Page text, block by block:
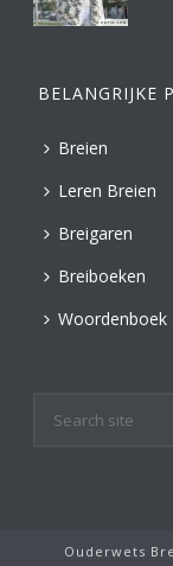
BELANGRIJKE
Breien
Leren Breien
Breigaren
Breiboeken
Woordenboek
Ouderwets